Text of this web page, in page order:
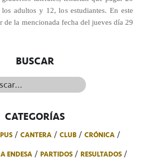
adultos y 12, los estudiantes. En este
de la mencionada fecha del jueves día 29
BUSCAR
CATEGORÍAS
CANTERA CLUB
CRÓNICA
ENDESA PARTIDOS
RESULTADOS